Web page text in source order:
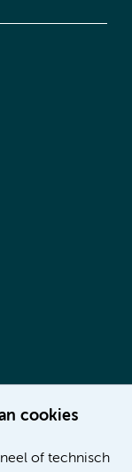
cookies
of technisch